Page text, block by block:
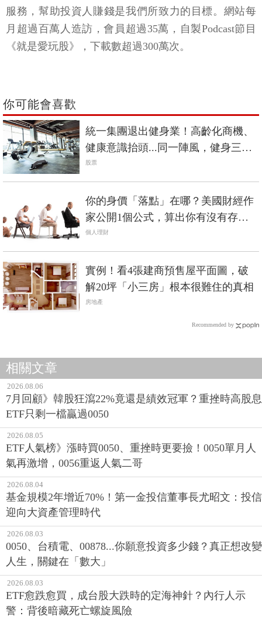
服務，幫助投資人賺錢是我們所致力的目標。網站每
月超過百萬人造訪，會員超過35萬，自製Podcast節目
《就是愛玩股》，下載數超過300萬次。
你可能會喜歡
統一集團退出健身業！高齡化商機、
健康意識抬頭...同一陣風，健身三巨
頭命運大不同？
股票
你的身價「落點」在哪？美國財經作
家公開1個公式，算出你有沒有存得
比同齡者多！
個人理財
實例！看4張建商預售屋平面圖，破
解20坪「小三房」根本很難住的真相
房地產
Recommended by
相關文章
2026.08.06
7月回顧》韓股狂瀉22%竟還是績效冠軍？重挫時高股息
ETF只剩一檔贏過0050
2026.08.05
ETF人氣榜》漲時買0050、重挫時更要撿！0050單月人
氣再激增，0056重返人氣二哥
2026.08.04
基金規模2年增近70%！第一金投信董事長尤昭文：投信
迎向大資產管理時代
2026.08.03
0050、台積電、00878...你願意投資多少錢？真正想改變
人生，關鍵在「數大」
2026.08.03
ETF愈跌愈買，成台股大跌時的定海神針？內行人示
警：背後暗藏死亡螺旋風險